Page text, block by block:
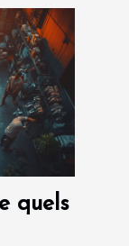
quels